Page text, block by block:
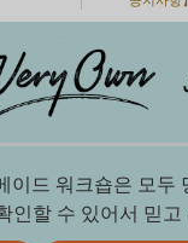
이드 워크숍은 모두
인할 수 있어서 믿